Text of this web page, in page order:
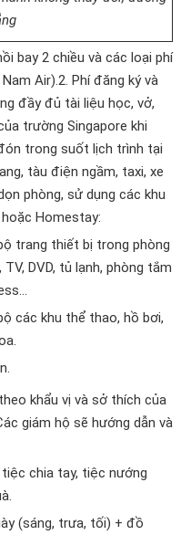
bay 2 chiều và các loại phí
Air).2. Phí đăng ký và
đầy đủ tài liệu học, vở,
trường Singapore khi
trong suốt lịch trình tại
tàu điện ngầm, taxi, xe
phòng, sử dụng các khu
Homestay:
trang thiết bị trong phòng
DVD, tủ lạnh, phòng tắm
các khu thể thao, hồ bơi,
khẩu vị và sở thích của
giám hộ sẽ hướng dẫn và
chia tay, tiệc nướng
(sáng, trưa, tối) + đồ